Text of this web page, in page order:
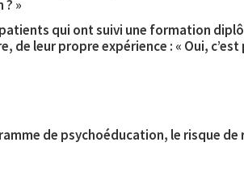
? »
patients qui ont suivi une formation
leur propre expérience : « Oui,
de psychoéducation, le risque de